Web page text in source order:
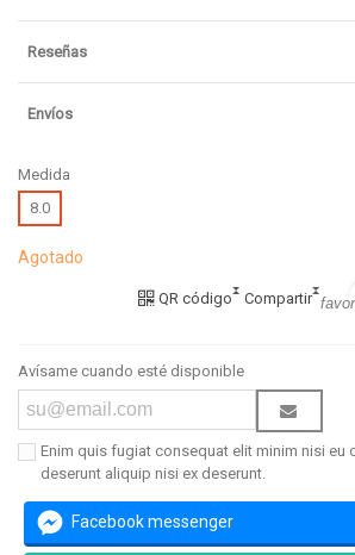
Reseñas
Envíos
Medida
8.0
Agotado
QR código Compartir
Avísame cuando esté disponible
Enim quis fugiat consequat elit minim nisi eu
deserunt aliquip nisi ex deserunt.
Facebook messenger